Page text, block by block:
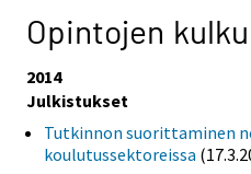
Opintojen
2014
Julkistukset
Tutkinnon suorittaminen
koulutussektoreissa